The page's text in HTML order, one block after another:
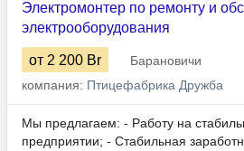
Электромонтер по ремонту и
электрооборудования
от 2 200 Br
Барановичи
компания: Птицефабрика Дружба
Мы предлагаем: - Работу на
предприятии; - Стабильная